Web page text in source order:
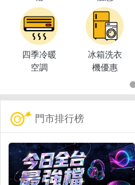
四季冷暖
空調
冰箱洗衣
機優惠
門市排行榜